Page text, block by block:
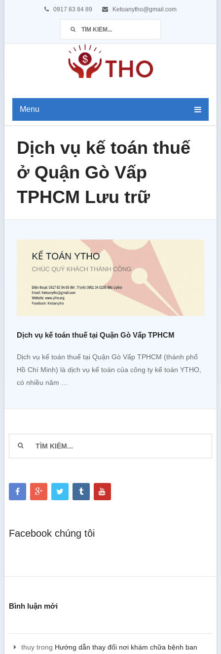
0917 83 84 89 Ketoanytho@gmail.com
Menu
Dịch vụ kế toán thuế
ở Quận Gò Vấp
TPHCM Lưu trữ
Dịch vụ kế toán thuế tại Quận Gò Vấp TPHCM
Dịch vụ kế toán thuế tại Quận Gò Vấp TPHCM (thành phố
Hồ Chí Minh) là dịch vụ kế toán của công ty kế toán YTHO,
có nhiều năm …
Facebook chúng tôi
Bình luận mới
thuytrong Hướng dẫn thay đổi nơi khám chữa bệnh ban